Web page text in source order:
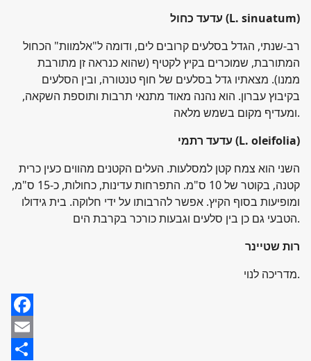
עדעד כחול (L. sinuatum)
רב-שנתי, הגדל בסלעים קרובים לים, ודומה ל"אלמוות" הכחול
המתורבת, שמוכרים בקיץ לקטיף (שהוא כנראה זן מתורבת
ממנו). מצאתיו גדל בסלעים של חוף טנטורה, ובין הסלעים
בקיבוץ עברון. הוא נהנה מאוד מתנאי תרבות ותוספת השקאה,
ומעדיף מקום בשמש מלאה.
עדעד רתמי (L. oleifolia)
השני הוא צמח קטן למסלעות. העלים הקטנים מהווים כעין כרית
קטנה, בקוטר של 10 ס"מ. התפרחות עדינות, כחולות, כ-15 ס"מ,
ומופיעות בסוף הקיץ. אפשר להרבותו על ידי חלוקה. בית גידולו
הטבעי גם כן בין סלעים וגבעות כורכר בקרבת הים.
רות שטיינר
מדריכה לנוי.
Facebook
Email